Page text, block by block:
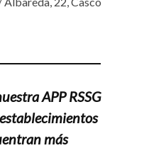
APP RSSG
más